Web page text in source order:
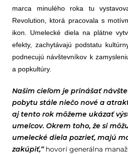
marca minulého roka tu
Revolution
ktorá pracovala s
ikon. Umelecké diela na plátne
efekty, zachytávajú podstatu
podnecujú návštevníkov k
a popkultúry.
Našim cieľom je prinášať
pobytu stále niečo nové a
aj tento rok môžeme ukázať
umelcov. Okrem toho, že si
umelecké diela pozrieť, majú
zakúpiť,“hovorí generálna